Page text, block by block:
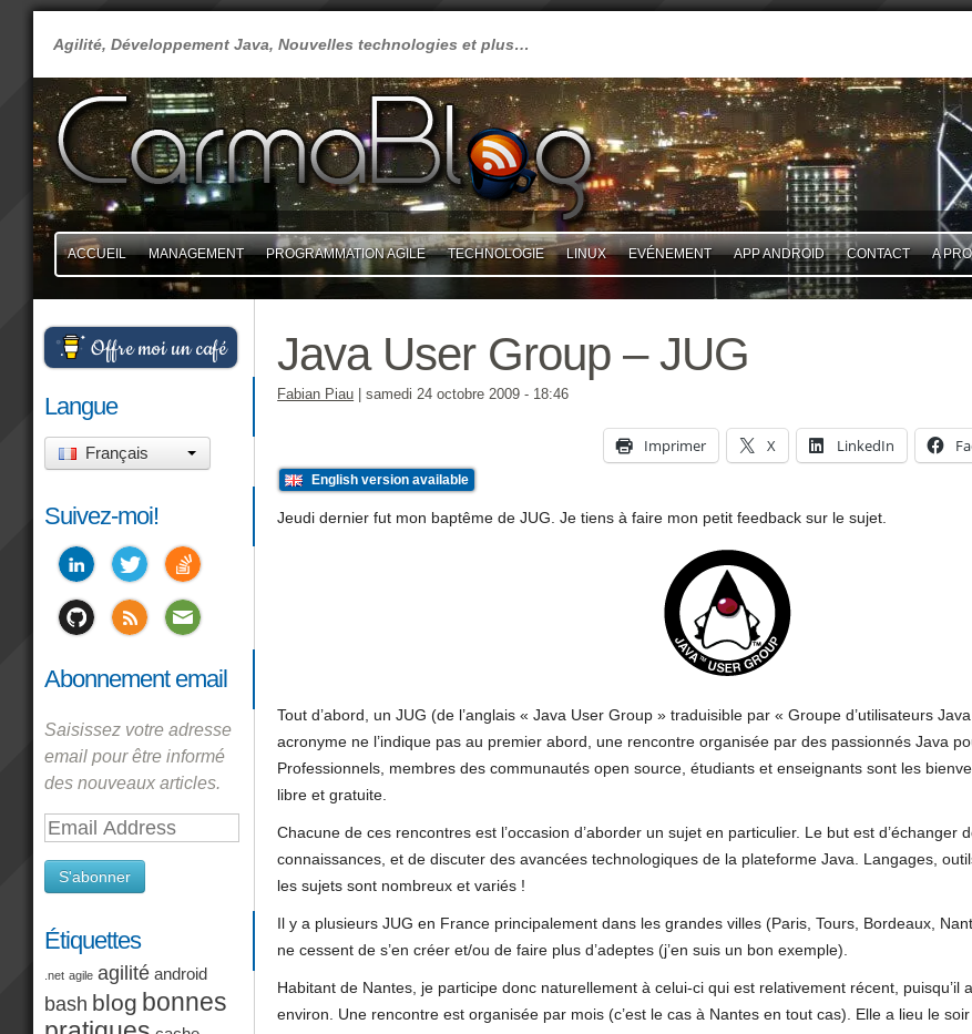
Agilité, Développement Java, Nouvelles technologies et plus…
ACCUEIL MANAGEMENT PROGRAMMATION AGILE TECHNOLOGIE LINUX EVÉNEMENT APP ANDROID CONTACT A
Java User Group – JUG
Fabian Piau samedi 24 octobre 2009 - 18:46
Imprimer X LinkedIn
English version available
Jeudi dernier fut mon baptême de JUG. Je tiens à faire mon petit feedback sur le sujet.
Tout d’abord, un JUG (de l’anglais « Java User Group » traduisible par « Groupe d’utilisateurs
acronyme ne l’indique pas au premier abord, une rencontre organisée par des passionnés Java
Professionnels, membres des communautés open source, étudiants et enseignants sont les
libre et gratuite.
Chacune de ces rencontres est l’occasion d’aborder un sujet en particulier. Le but est d’échanger
connaissances, et de discuter des avancées technologiques de la plateforme Java. Langages,
les sujets sont nombreux et variés !
Il y a plusieurs JUG en France principalement dans les grandes villes (Paris, Tours, Bordeaux,
ne cessent de s’en créer et/ou de faire plus d’adeptes (j’en suis un bon exemple).
Habitant de Nantes, je participe donc naturellement à celui-ci qui est relativement récent, puisqu’il
environ. Une rencontre est organisée par mois (c’est le cas à Nantes en tout cas). Elle a lieu le
Offre moi un café
Langue
Français
Suivez-moi!
Abonnement email
Saisissez votre adresse
email pour être informé
des nouveaux articles.
Email
S'abonner
Étiquettes
.net agile agilité android
bash blog bonnes